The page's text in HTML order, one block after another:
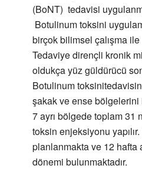
(BoNT) tedavisi
Botulinum toksini
birçok bilimsel çalışma ile
Tedaviye dirençli kronik
oldukça yüz güldürücü
Botulinum
şakak ve ense
7 ayrı bölgede toplam 31
toksin enjeksiyonu
planlanmakta ve 12 hafta
dönemi bulunmaktadır.